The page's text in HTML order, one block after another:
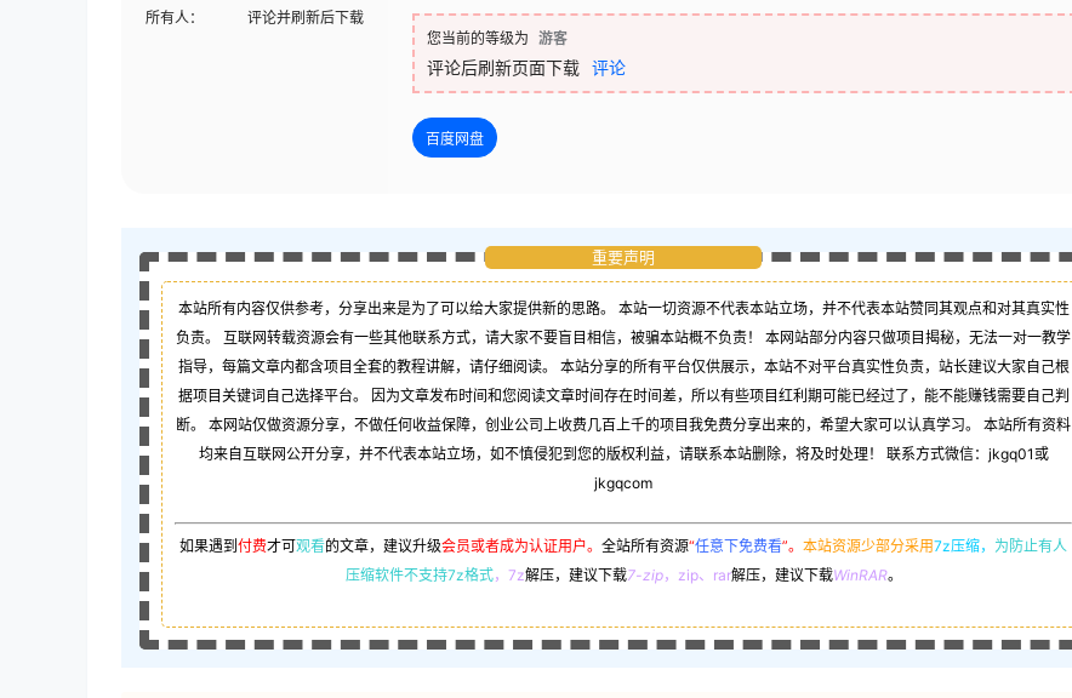
所有人： 评论并刷新后下载
您当前的等级为 游客
评论后刷新页面下载 评论
百度网盘
重要声明
本站所有内容仅供参考，分享出来是为了可以给大家提供新的思路。 本站一切资源不代表本站立场，并不代表本站赞同其观点和对其真实性
负责。 互联网转载资源会有一些其他联系方式，请大家不要盲目相信，被骗本站概不负责！ 本网站部分内容只做项目揭秘，无法一对一教学
指导，每篇文章内都含项目全套的教程讲解，请仔细阅读。 本站分享的所有平台仅供展示，本站不对平台真实性负责，站长建议大家自己根
据项目关键词自己选择平台。 因为文章发布时间和您阅读文章时间存在时间差，所以有些项目红利期可能已经过了，能不能赚钱需要自己判
断。 本网站仅做资源分享，不做任何收益保障，创业公司上收费几百上千的项目我免费分享出来的，希望大家可以认真学习。 本站所有资料
均来自互联网公开分享，并不代表本站立场，如不慎侵犯到您的版权利益，请联系本站删除，将及时处理！ 联系方式微信：jkgq01或
jkgqcom
如果遇到 付费才可观看的文章，建议升级会员或者成为认证用户。 全站所有资源“任意下免费看”。 本站资源少部分采用7z压缩， 为防止有人
压缩软件不支持7z格式，7z解压，建议下载7-zip，zip、rar解压，建议下载WinRAR。